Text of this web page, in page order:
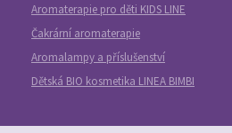
Aromaterapie pro děti KIDS LINE
Čakrární aromaterapie
Aromalampy a příslušenství
Dětská BIO kosmetika LINEA BIMBI